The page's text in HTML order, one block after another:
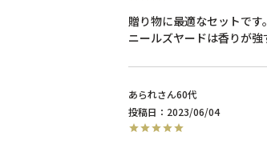
贈り物に最適なセットです。
ニールズヤードは香りが強
あられ
60代
投稿日
2023/06/04